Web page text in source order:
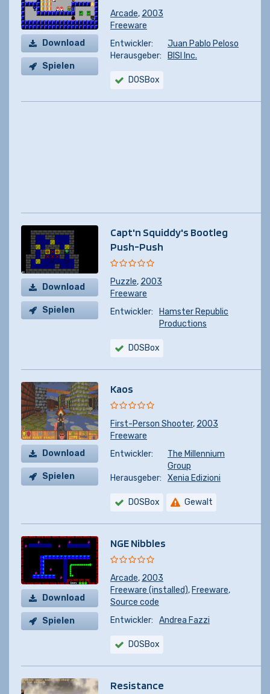
Download
Spielen
Arcade, 2003
Freeware
Entwickler:
Juan Pablo Peloso
Herausgeber:
BISI Inc.
DOSBox
Download
Spielen
Capt'n Squiddy's Bootleg
Push-Push
Puzzle, 2003
Freeware
Entwickler:
Hamster Republic
Productions
DOSBox
Download
Spielen
Kaos
First-Person Shooter, 2003
Freeware
Entwickler:
The Millennium
Group
Herausgeber:
Xenia Edizioni
DOSBox Gewalt
Download
Spielen
NGE Nibbles
Arcade, 2003
Freeware (installed), Freeware,
Source code
Entwickler:
Andrea Fazzi
DOSBox
Resistance